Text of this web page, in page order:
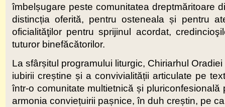
îmbelșugare peste comunitatea dreptmăritoare
distincția oferită, pentru osteneala și pentru
oficialităţilor pentru sprijinul acordat,
tuturor binefăcătorilor.
La sfârșitul programului liturgic, Chiriarhul
iubirii creștine și a convivialității articulate pe
într-o comunitate multietnică și
armonia conviețuirii pașnice, în duh creștin, pe